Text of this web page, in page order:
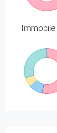
Immobile